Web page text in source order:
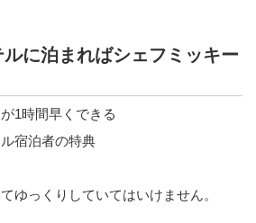
に泊まればシェフミッキー
1時間早くできる
宿泊者の特典
ゆっくりしていてはいけません。